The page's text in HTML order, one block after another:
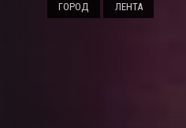
ГОРОД ЛЕНТА